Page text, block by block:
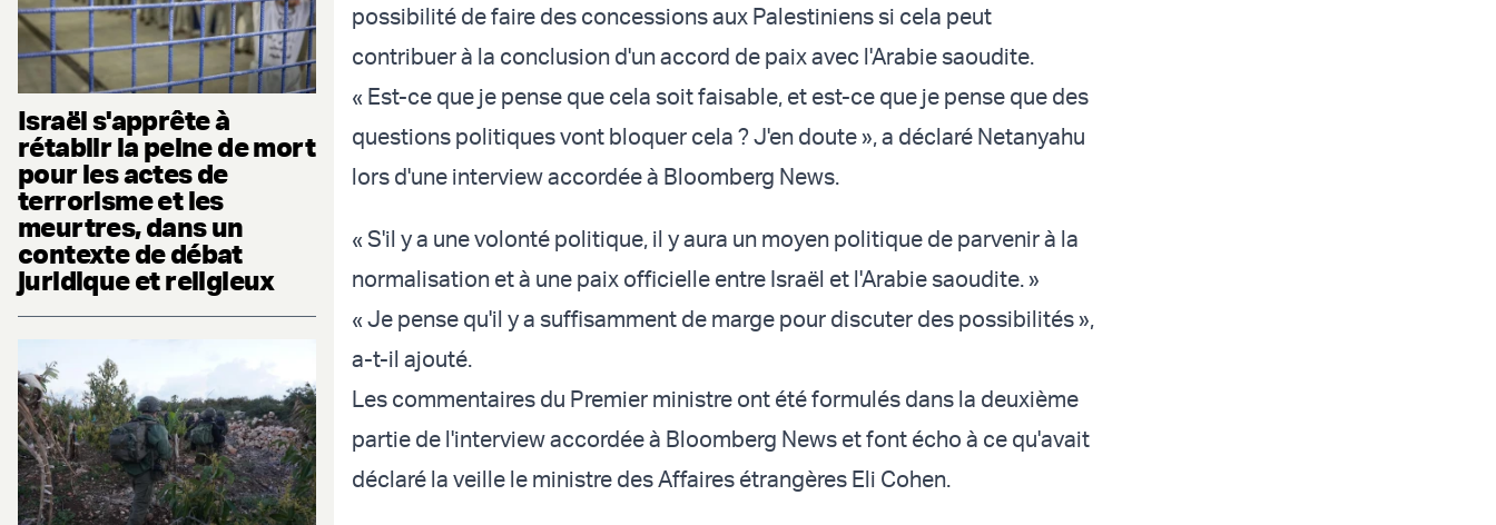
Israël s'apprête à
rétablir la peine de mort
pour les actes de
terrorisme et les
meurtres, dans un
contexte de débat
juridique et religieux
possibilité de faire des concessions aux Palestiniens si cela peut
contribuer à la conclusion d'un accord de paix avec l'Arabie saoudite.
« Est-ce que je pense que cela soit faisable, et est-ce que je pense que des
questions politiques vont bloquer cela ? J'en doute », a déclaré Netanyahu
lors d'une interview accordée à Bloomberg News.
« S'il y a une volonté politique, il y aura un moyen politique de parvenir à la
normalisation et à une paix officielle entre Israël et l'Arabie saoudite. »
« Je pense qu'il y a suffisamment de marge pour discuter des possibilités »,
a-t-il ajouté.
Les commentaires du Premier ministre ont été formulés dans la deuxième
partie de l'interview accordée à Bloomberg News et font écho à ce qu'avait
déclaré la veille le ministre des Affaires étrangères Eli Cohen.